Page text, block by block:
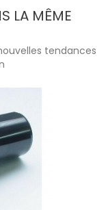
LA MÊME
tendances